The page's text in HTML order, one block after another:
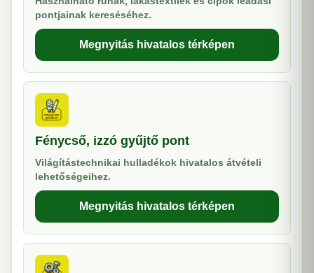
pontjainak kereséséhez.
Megnyitás hivatalos térképen
Fénycső, izzó gyűjtő pont
Világítástechnikai hulladékok hivatalos átvételi
lehetőségeihez.
Megnyitás hivatalos térképen